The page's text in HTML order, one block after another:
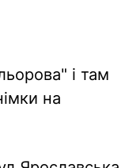
і там
на